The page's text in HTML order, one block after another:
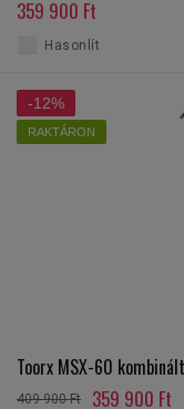
359 900 Ft
Hasonlít
-12%
RAKTÁRON
Toorx MSX-60
409 900 Ft 359 900 Ft